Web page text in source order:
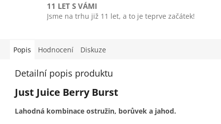
11 LET S VÁMI
Jsme na trhu již 11 let, a to je teprve začátek!
Popis Hodnocení Diskuze
Detailní popis produktu
Just Juice Berry Burst
Lahodná kombinace ostružin, borůvek a jahod.